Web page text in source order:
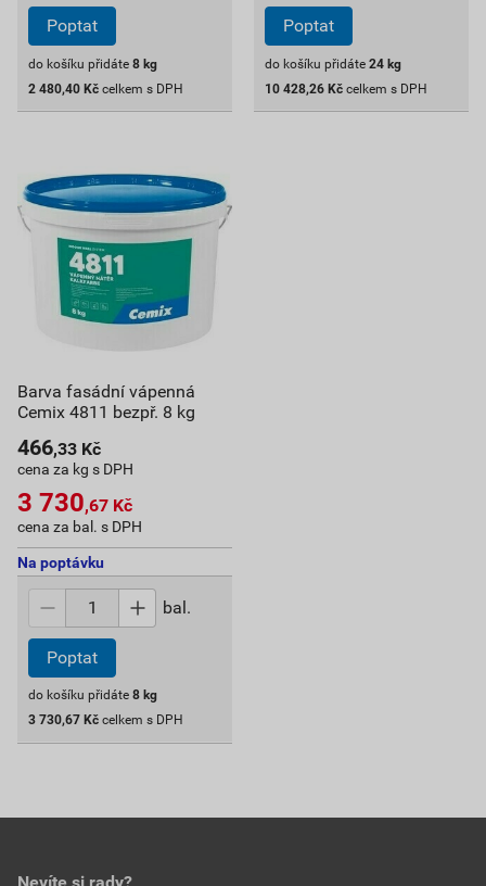
Poptat
do košíku přidáte 8 kg
2 480,40 Kč celkem s DPH
Poptat
do košíku přidáte 24 kg
10 428,26 Kč celkem s DPH
Barva fasádní vápenná
Cemix 4811 bezpř. 8 kg
466,33 Kč
cena za kg s DPH
3 730,67 Kč
cena za bal. s DPH
Na poptávku
bal.
Poptat
do košíku přidáte 8 kg
3 730,67 Kč celkem s DPH